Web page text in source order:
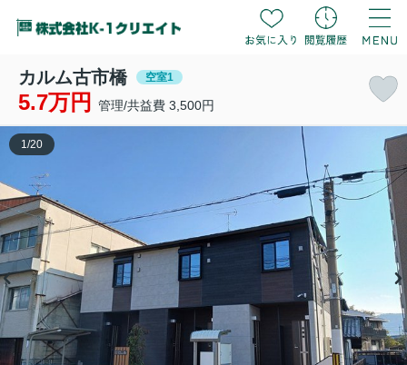
カルム古市橋 空室1
5.7万円 管理/共益費 3,500円
1 /20